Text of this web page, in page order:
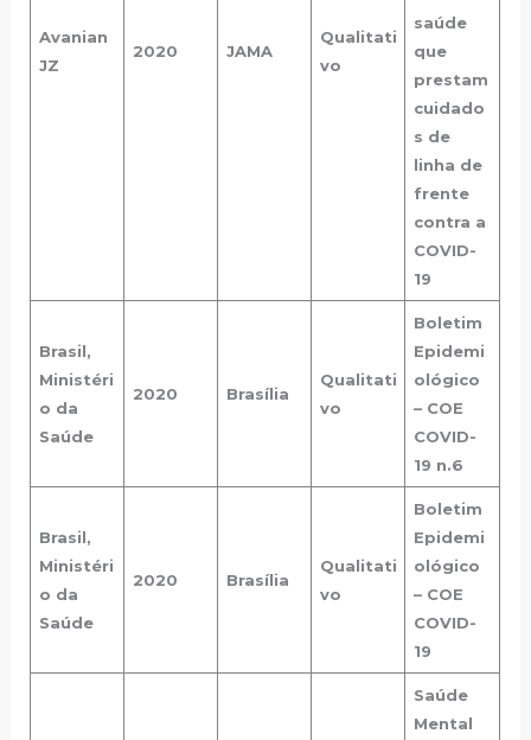
Avanian
JZ
2020 JAMA
Qualitati
vo
saúde
que
prestam
cuidado
s de
linha de
frente
contra a
COVID-
19
Brasil,
Ministéri
o da
Saúde
2020 Brasília
Qualitati
vo
Boletim
Epidemi
ológico
– COE
COVID-
19 n.6
Brasil,
Ministéri
o da
Saúde
2020 Brasília
Qualitati
vo
Boletim
Epidemi
ológico
– COE
COVID-
19
Saúde
Mental